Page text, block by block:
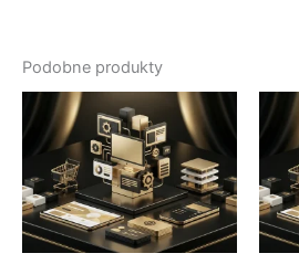
Podobne produkty